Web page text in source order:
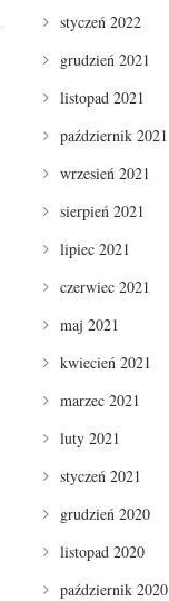
styczeń 2022
grudzień 2021
listopad 2021
październik 2021
wrzesień 2021
sierpień 2021
lipiec 2021
czerwiec 2021
maj 2021
kwiecień 2021
marzec 2021
luty 2021
styczeń 2021
grudzień 2020
listopad 2020
październik 2020